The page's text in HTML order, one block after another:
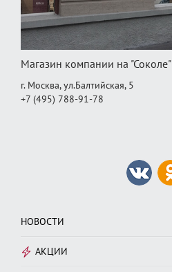
Магазин компании на "Соколе"
г. Москва, ул.Балтийская, 5
+7 (495) 788-91-78
НОВОСТИ
АКЦИИ